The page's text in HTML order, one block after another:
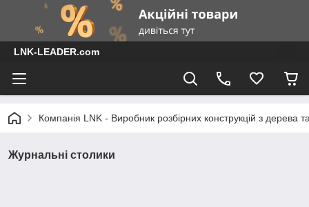
LNK-LEADER.com
Компанія LNK - Виробник розбірних конструкцій з дерева
Журнальні столики